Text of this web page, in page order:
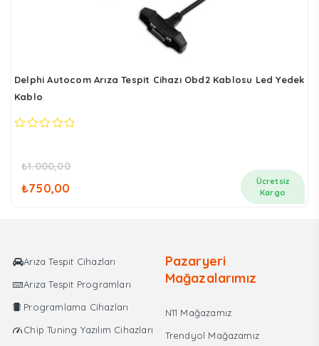
Delphi Autocom Arıza Tespit Cihazı Obd2 Kablosu Led Yedek
Kablo
₺1.000,00
Orijinal
fiyat:
₺750,00
Ücretsiz
Kargo
Arıza Tespit Cihazları
Arıza Tespit Programları
Programlama Cihazları
Chip Tuning Yazılım Cihazları
Pazaryeri
Mağazalarımız
N11 Mağazamız
Trendyol Mağazamız